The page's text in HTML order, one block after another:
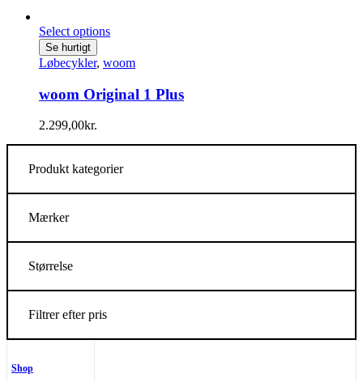
Select options
Se hurtigt
Løbecykler, woom
woom Original 1 Plus
2.299,00kr.
Produkt kategorier
Mærker
Størrelse
Filtrer efter pris
Shop